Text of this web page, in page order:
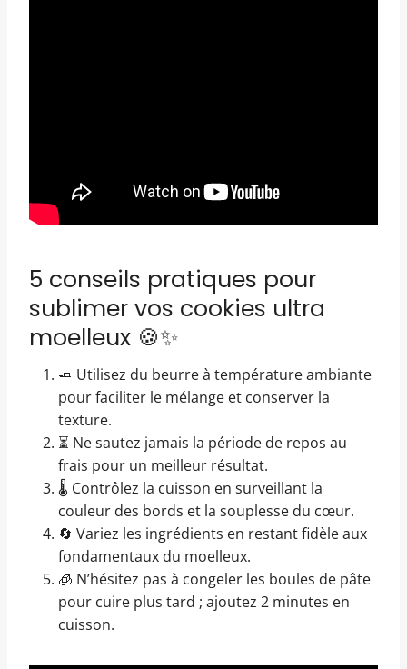
5 conseils pratiques pour
sublimer vos cookies ultra
moelleux 🍪✨
🧈 Utilisez du beurre à température ambiante
pour faciliter le mélange et conserver la
texture.
⏳ Ne sautez jamais la période de repos au
frais pour un meilleur résultat.
🌡 Contrôlez la cuisson en surveillant la
couleur des bords et la souplesse du cœur.
🔄 Variez les ingrédients en restant fidèle aux
fondamentaux du moelleux.
🧊 N’hésitez pas à congeler les boules de pâte
pour cuire plus tard ; ajoutez 2 minutes en
cuisson.